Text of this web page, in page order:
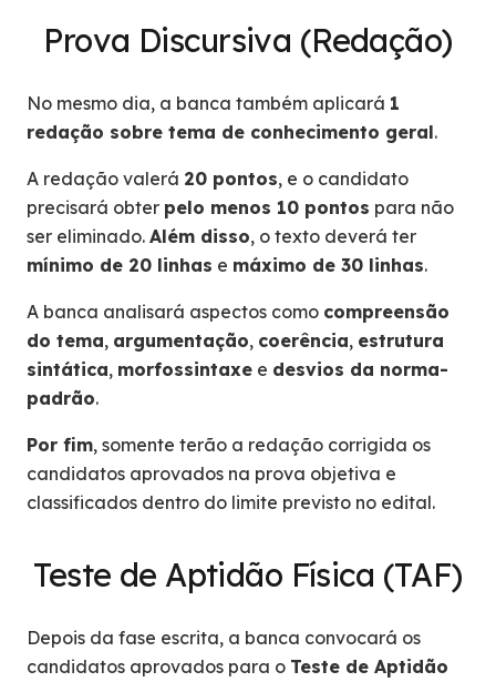
Prova Discursiva (Redação)
No mesmo dia, a banca também aplicará 1
redação sobre tema de conhecimento geral.
A redação valerá 20 pontos, e o candidato
precisará obter pelo menos 10 pontos para não
ser eliminado. Além disso, o texto deverá ter
mínimo de 20 linhas e máximo de 30 linhas.
A banca analisará aspectos como compreensão
do tema, argumentação, coerência, estrutura
sintática, morfossintaxe e desvios da norma-
padrão.
Por fim, somente terão a redação corrigida os
candidatos aprovados na prova objetiva e
classificados dentro do limite previsto no edital.
Teste de Aptidão Física (TAF)
Depois da fase escrita, a banca convocará os
candidatos aprovados para o Teste de Aptidão